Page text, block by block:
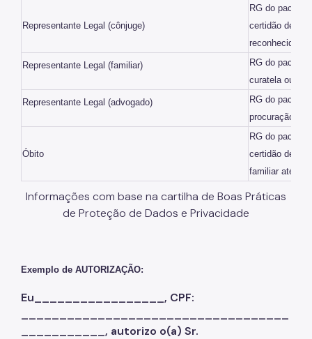
Brinquedoteca Betinho
Voluntariado
Sala de Meditação
Educação em Saúde
Banco de Sangue
Programa de Qualidade
Representante Legal (cônjuge)
RG do
certidão de
reconhecida
Representante Legal (familiar)
RG do
curatela ou
Representante Legal (advogado)
RG do
procuração ou
Óbito
RG do
certidão de
familiar até a
Informações com base na cartilha de Boas Práticas
de Proteção de Dados e Privacidade
Exemplo de AUTORIZAÇÃO:
Eu_________________, CPF:
___________, autorizo o(a) Sr.